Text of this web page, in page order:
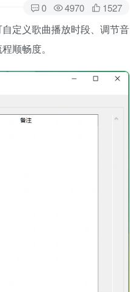
0 4970 1527
定义歌曲播放时段、调节音
顺畅度。